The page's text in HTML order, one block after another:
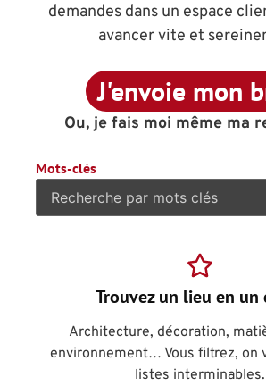
demandes dans un espace
avancer vite et
J'envoie mon
Ou, je fais moi même ma
Mots-clés
Trouvez un lieu en un
Architecture, décoration,
environnement… Vous filtrez, on
listes interminables.